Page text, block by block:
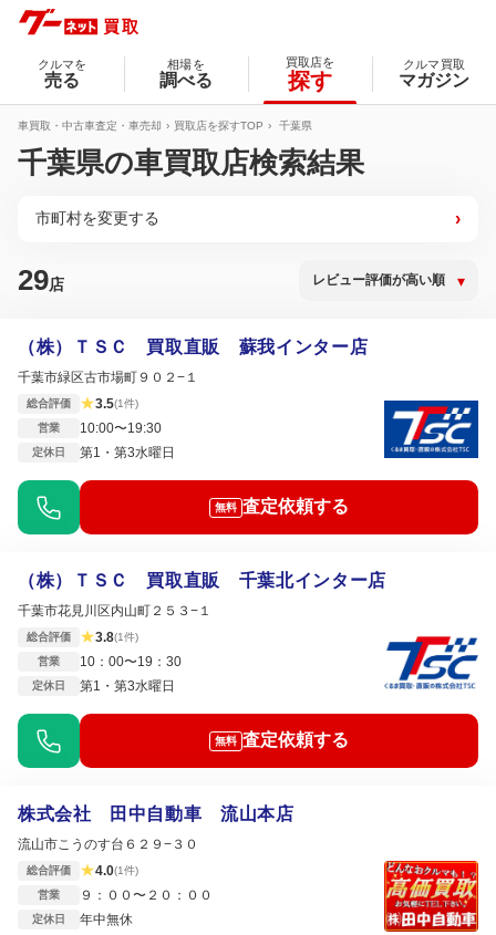
クルマを
売る
相場を
調べる
買取店を
探す
クルマ買取
マガジン
車買取・中古車査定・車売却 買取店を探すTOP 千葉県
千葉県の車買取店検索結果
市町村を変更する ›
29店
（株）ＴＳＣ 買取直販 蘇我インター店
千葉市緑区古市場町９０２−１
総合評価 ★3.5(1件)
営業
10:00〜19:30
定休日 第1・第3水曜日
無料 査定依頼する
（株）ＴＳＣ 買取直販 千葉北インター店
千葉市花見川区内山町２５３−１
総合評価 ★3.8(1件)
営業
10：00〜19：30
定休日 第1・第3水曜日
無料 査定依頼する
株式会社 田中自動車 流山本店
流山市こうのす台６２９−３０
総合評価 ★4.0(1件)
営業
９：００〜２０：００
定休日 年中無休